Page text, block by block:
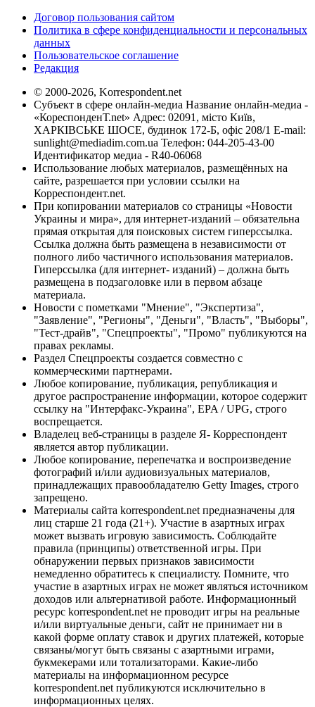
Договор пользования сайтом
Политика в сфере конфиденциальности и персональных
данных
Пользовательское соглашение
Редакция
© 2000-2026, Korrespondent.net
Субъект в сфере онлайн-медиа Название онлайн-медиа -
«КореспонденТ.net» Адрес: 02091, місто Київ,
ХАРКІВСЬКЕ ШОСЕ, будинок 172-Б, офіс 208/1 E-mail:
sunlight@mediadim.com.ua Телефон: 044-205-43-00
Идентификатор медиа - R40-06068
Использование любых материалов, размещённых на
сайте, разрешается при условии ссылки на
Корреспондент.net.
При копировании материалов со страницы «Новости
Украины и мира», для интернет-изданий – обязательна
прямая открытая для поисковых систем гиперссылка.
Ссылка должна быть размещена в независимости от
полного либо частичного использования материалов.
Гиперссылка (для интернет- изданий) – должна быть
размещена в подзаголовке или в первом абзаце
материала.
Новости с пометками "Мнение", "Экспертиза",
"Заявление", "Регионы", "Деньги", "Власть", "Выборы",
"Тест-драйв", "Спецпроекты", "Промо" публикуются на
правах рекламы.
Раздел Спецпроекты создается совместно с
коммерческими партнерами.
Любое копирование, публикация, републикация и
другое распространение информации, которое содержит
ссылку на "Интерфакс-Украина", EPA / UPG, строго
воспрещается.
Владелец веб-страницы в разделе Я- Корреспондент
является автор публикации.
Любое копирование, перепечатка и воспроизведение
фотографий и/или аудиовизуальных материалов,
принадлежащих правообладателю Getty Images, строго
запрещено.
Материалы сайта korrespondent.net предназначены для
лиц старше 21 года (21+). Участие в азартных играх
может вызвать игровую зависимость. Соблюдайте
правила (принципы) ответственной игры. При
обнаружении первых признаков зависимости
немедленно обратитесь к специалисту. Помните, что
участие в азартных играх не может являться источником
доходов или альтернативой работе. Информационный
ресурс korrespondent.net не проводит игры на реальные
и/или виртуальные деньги, сайт не принимает ни в
какой форме оплату ставок и других платежей, которые
связаны/могут быть связаны с азартными играми,
букмекерами или тотализаторами. Какие-либо
материалы на информационном ресурсе
korrespondent.net публикуются исключительно в
информационных целях.